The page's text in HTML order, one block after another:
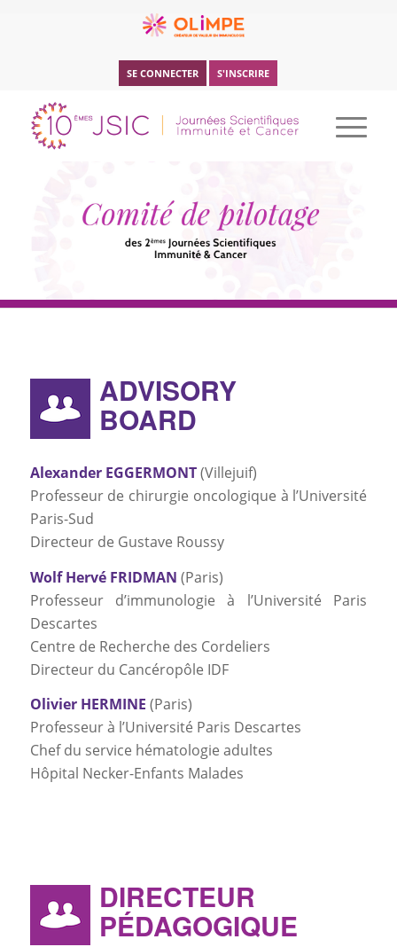
SE CONNECTER S'INSCRIRE
ADVISORY
BOARD
Alexander EGGERMONT(Villejuif)
Professeur de chirurgie oncologique à l’Université
Paris-Sud
Directeur de Gustave Roussy
Wolf Hervé FRIDMAN (Paris)
Professeur d’immunologie à l’Université Paris
Descartes
Centre de Recherche des Cordeliers
Directeur du Cancéropôle IDF
Olivier HERMINE (Paris)
Professeur à l’Université Paris Descartes
Chef du service hématologie adultes
Hôpital Necker-Enfants Malades
DIRECTEUR
PÉDAGOGIQUE